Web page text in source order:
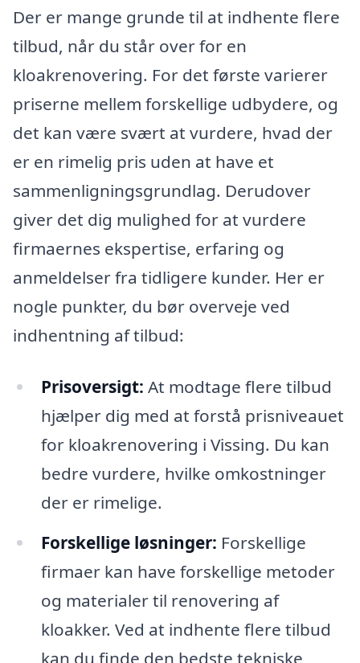
Der er mange grunde til at indhente flere
tilbud, når du står over for en
kloakrenovering. For det første varierer
priserne mellem forskellige udbydere, og
det kan være svært at vurdere, hvad der
er en rimelig pris uden at have et
sammenligningsgrundlag. Derudover
giver det dig mulighed for at vurdere
firmaernes ekspertise, erfaring og
anmeldelser fra tidligere kunder. Her er
nogle punkter, du bør overveje ved
indhentning af tilbud:
Prisoversigt: At modtage flere tilbud
hjælper dig med at forstå prisniveauet
for kloakrenovering i Vissing. Du kan
bedre vurdere, hvilke omkostninger
der er rimelige.
Forskellige løsninger: Forskellige
firmaer kan have forskellige metoder
og materialer til renovering af
kloakker. Ved at indhente flere tilbud
kan du finde den bedste tekniske